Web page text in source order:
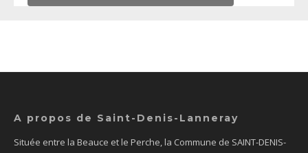
A propos de Saint-Denis-Lanneray
Située entre la Beauce et le Perche, la Commune de SAINT-DENIS-